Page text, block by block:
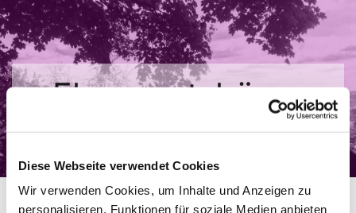
Diese Webseite verwendet Cookies
Wir verwenden Cookies, um Inhalte und Anzeigen zu
personalisieren, Funktionen für soziale Medien anbieten
Ehrenamtsbörse
Wir sind stets auf der Suche nach